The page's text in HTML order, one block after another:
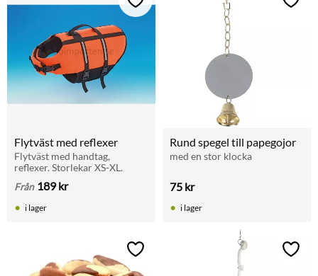
Flytväst med reflexer
Flytväst med handtag,
reflexer. Storlekar XS-XL.
Från 189kr
Lägg till i favoriter
i lager
Rund spegel till papegojor
med en stor klocka
75 kr
Lägg
i lager
Lägg till i favoriter Lägg